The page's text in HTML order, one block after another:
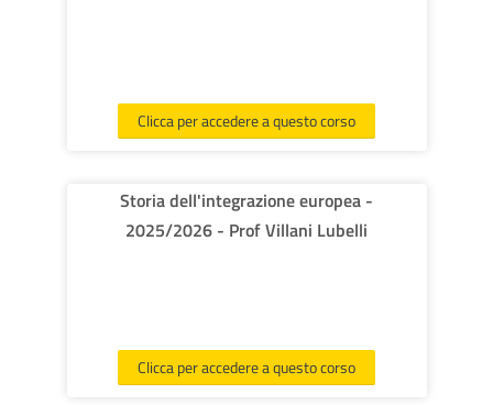
Clicca per accedere a questo corso
Storia dell'integrazione europea -
2025/2026 - Prof Villani Lubelli
Clicca per accedere a questo corso